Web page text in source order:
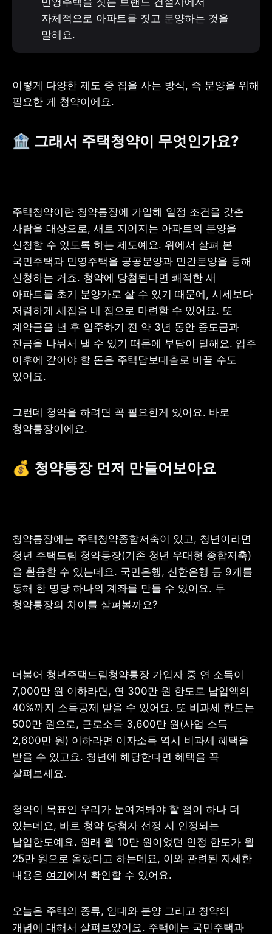
자체적으로 아파트를 짓고 분양하는 것을
말해요.
이렇게 다양한 제도 중 집을 사는 방식, 즉 분양을 위해
필요한 게 청약이에요.
🏦 그래서 주택청약이 무엇인가요?
주택청약이란 청약통장에 가입해 일정 조건을 갖춘
사람을 대상으로, 새로 지어지는 아파트의 분양을
신청할 수 있도록 하는 제도예요. 위에서 살펴 본
국민주택과 민영주택을 공공분양과 민간분양을 통해
신청하는 거죠. 청약에 당첨된다면 쾌적한 새
아파트를 초기 분양가로 살 수 있기 때문에, 시세보다
저렴하게 새집을 내 집으로 마련할 수 있어요. 또
계약금을 낸 후 입주하기 전 약 3년 동안 중도금과
잔금을 나눠서 낼 수 있기 때문에 부담이 덜해요. 입주
이후에 갚아야 할 돈은 주택담보대출로 바꿀 수도
있어요.
그런데 청약을 하려면 꼭 필요한게 있어요. 바로
청약통장이에요.
💰 청약통장 먼저 만들어보아요
청약통장에는 주택청약종합저축이 있고, 청년이라면
청년 주택드림 청약통장(기존 청년 우대형 종합저축)
을 활용할 수 있는데요. 국민은행, 신한은행 등 9개를
통해 한 명당 하나의 계좌를 만들 수 있어요. 두
청약통장의 차이를 살펴볼까요?
더불어 청년주택드림청약통장 가입자 중 연 소득이
7,000만 원 이하라면, 연 300만 원 한도로 납입액의
40%까지 소득공제 받을 수 있어요. 또 비과세 한도는
500만 원으로, 근로소득 3,600만 원(사업 소득
2,600만 원) 이하라면 이자소득 역시 비과세 혜택을
받을 수 있고요. 청년에 해당한다면 혜택을 꼭
살펴보세요.
청약이 목표인 우리가 눈여겨봐야 할 점이 하나 더
있는데요, 바로 청약 당첨자 선정 시 인정되는
납입한도예요. 원래 월 10만 원이었던 인정 한도가 월
25만 원으로 올랐다고 하는데요, 이와 관련된 자세한
내용은 여기 에서 확인할 수 있어요.
오늘은 주택의 종류, 임대와 분양 그리고 청약의
개념에 대해서 살펴보았어요. 주택에는 국민주택과